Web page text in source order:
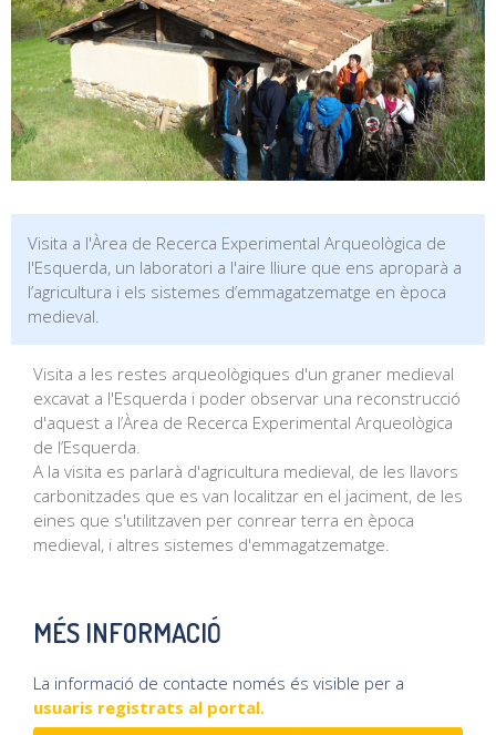
Visita a l'Àrea de Recerca Experimental Arqueològica de
l'Esquerda, un laboratori a l'aire lliure que ens aproparà a
l’agricultura i els sistemes d’emmagatzematge en època
medieval.
Visita a les restes arqueològiques d'un graner medieval
excavat a l'Esquerda i poder observar una reconstrucció
d'aquest a l’Àrea de Recerca Experimental Arqueològica
de l’Esquerda.
A la visita es parlarà d'agricultura medieval, de les llavors
carbonitzades que es van localitzar en el jaciment, de les
eines que s'utilitzaven per conrear terra en època
medieval, i altres sistemes d'emmagatzematge.
MÉS INFORMACIÓ
La informació de contacte només és visible per a
usuaris registrats al portal.